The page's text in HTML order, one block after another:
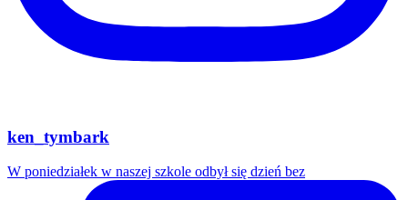
ken_tymbark
W poniedziałek w naszej szkole odbył się dzień bez